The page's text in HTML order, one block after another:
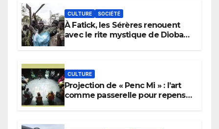
CULTURE SOCIÉTÉ
À Fatick, les Sérères renouent
avec le rite mystique de Diobaye
CULTURE
Projection de « Penc Mi » : l’art
comme passerelle pour repenser